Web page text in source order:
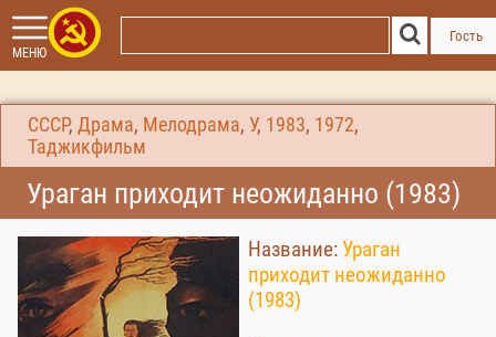
МЕНЮ
Гость
СССР, Драма, Мелодрама, У, 1983, 1972,
Таджикфильм
Ураган приходит неожиданно (1983)
Название: Ураган
приходит неожиданно
(1983)